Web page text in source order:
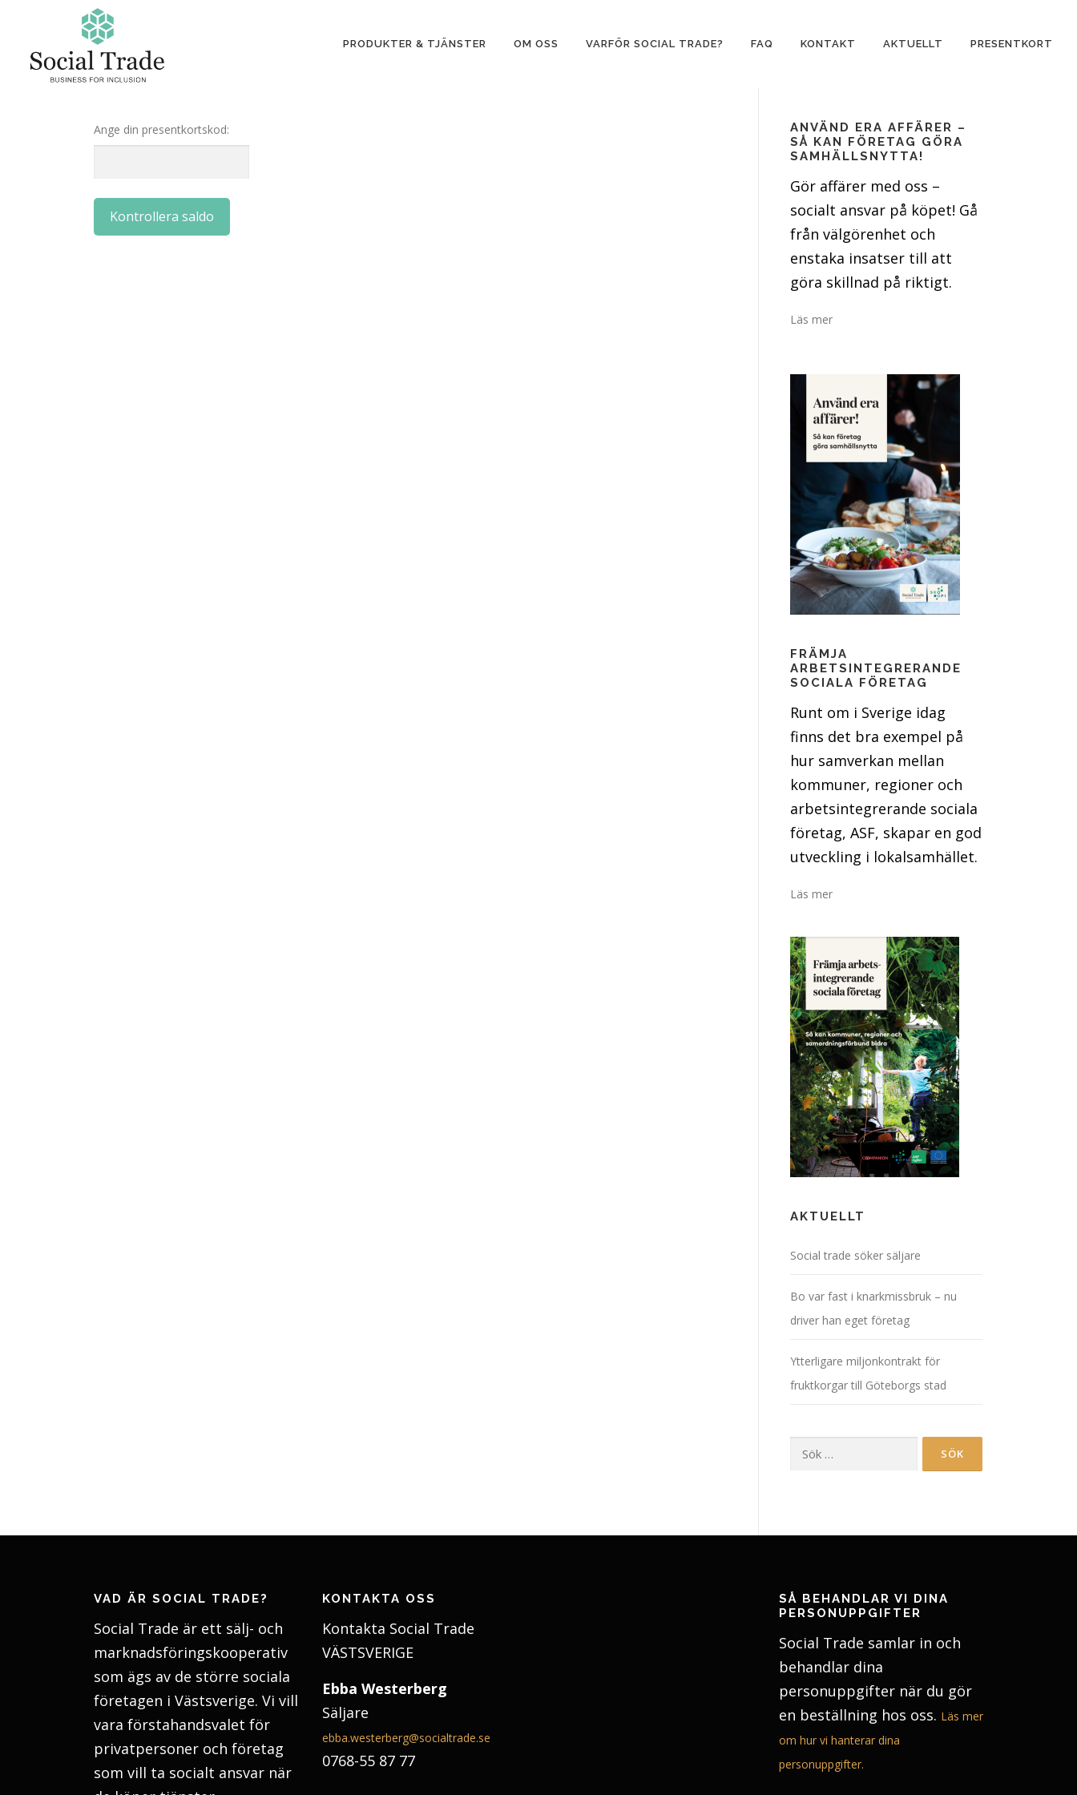
PRODUKTER & TJÄNSTER OM OSS VARFÖR SOCIAL TRADE? FAQ KONTAKT AKTUELLT PRESENTKORT
Ange din presentkortskod:
Kontrollera saldo
ANVÄND ERA AFFÄRER –
SÅ KAN FÖRETAG GÖRA
SAMHÄLLSNYTTA!
Gör affärer med oss –
socialt ansvar på köpet! Gå
från välgörenhet och
enstaka insatser till att
göra skillnad på riktigt.
Läs mer
FRÄMJA
ARBETSINTEGRERANDE
SOCIALA FÖRETAG
Runt om i Sverige idag
finns det bra exempel på
hur samverkan mellan
kommuner, regioner och
arbetsintegrerande sociala
företag, ASF, skapar en god
utveckling i lokalsamhället.
Läs mer
AKTUELLT
Social trade söker säljare
Bo var fast i knarkmissbruk – nu
driver han eget företag
Ytterligare miljonkontrakt för
fruktkorgar till Göteborgs stad
efter:
VAD ÄR SOCIAL TRADE?
Social Trade är ett sälj- och
marknadsföringskooperativ
som ägs av de större sociala
företagen i Västsverige. Vi vill
vara förstahandsvalet för
privatpersoner och företag
som vill ta socialt ansvar när
KONTAKTA OSS
Kontakta Social Trade
VÄSTSVERIGE
Ebba Westerberg
Säljare
ebba.westerberg@socialtrade.se
0768-55 87 77
SÅ BEHANDLAR VI DINA
PERSONUPPGIFTER
Social Trade samlar in och
behandlar dina
personuppgifter när du gör
en beställning hos oss. Läs mer
om hur vi hanterar dina
personuppgifter.